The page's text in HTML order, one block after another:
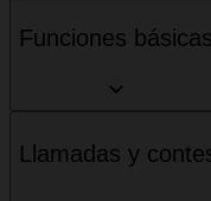
Funciones básicas
Llamadas y